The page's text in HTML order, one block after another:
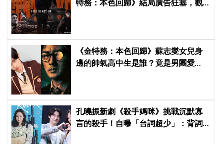
特務：本色回歸》結局廣告狂塞，觀
《金特務：本色回歸》蘇志燮女兒身
邊的帥氣高中生是誰？竟是男團愛
孔曉振新劇《殺手媽咪》挑戰沉默寡
言的殺手！自曝「台詞超少」：背詞